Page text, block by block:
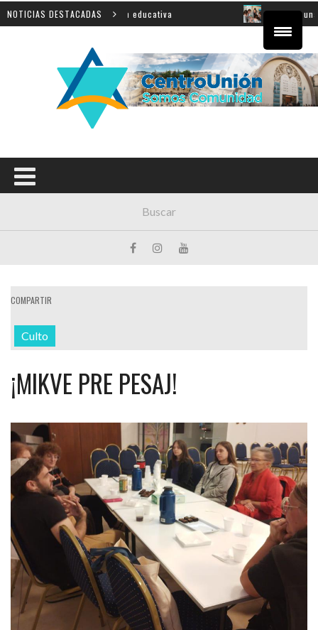
NOTICIAS DESTACADAS
sobre innovación educativa Shahak: una
COMPARTIR
Culto
¡MIKVE PRE PESAJ!